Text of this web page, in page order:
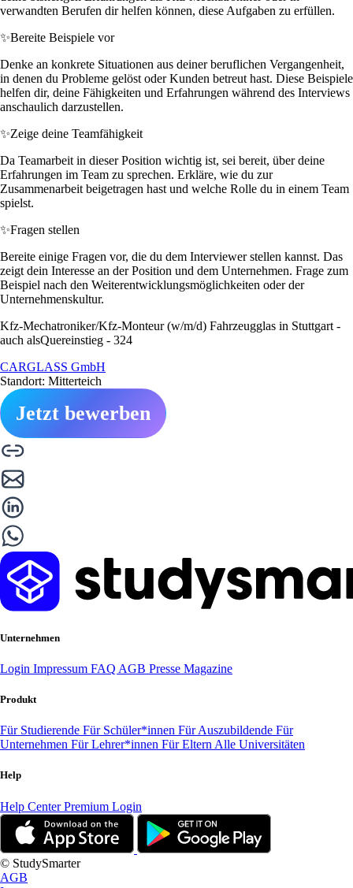
verwandten Berufen dir helfen können, diese Aufgaben zu erfüllen.
✨Bereite Beispiele vor
Denke an konkrete Situationen aus deiner beruflichen Vergangenheit,
in denen du Probleme gelöst oder Kunden betreut hast. Diese Beispiele
helfen dir, deine Fähigkeiten und Erfahrungen während des Interviews
anschaulich darzustellen.
✨Zeige deine Teamfähigkeit
Da Teamarbeit in dieser Position wichtig ist, sei bereit, über deine
Erfahrungen im Team zu sprechen. Erkläre, wie du zur
Zusammenarbeit beigetragen hast und welche Rolle du in einem Team
spielst.
✨Fragen stellen
Bereite einige Fragen vor, die du dem Interviewer stellen kannst. Das
zeigt dein Interesse an der Position und dem Unternehmen. Frage zum
Beispiel nach den Weiterentwicklungsmöglichkeiten oder der
Unternehmenskultur.
Kfz-Mechatroniker/Kfz-Monteur (w/m/d) Fahrzeugglas in Stuttgart -
auch alsQuereinstieg - 324
CARGLASS GmbH
Standort: Mitterteich
Jetzt bewerben
Unternehmen
Login Impressum FAQ AGB Presse Magazine
Produkt
Für Studierende Für Schüler*innen Für Auszubildende Für
Unternehmen Für Lehrer*innen Für Eltern Alle Universitäten
Help
Help CenterPremium Login
© StudySmarter
AGB